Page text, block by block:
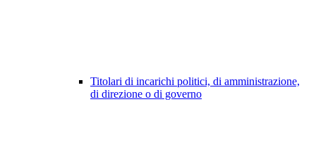
Titolari di incarichi politici, di amministrazione,
di direzione o di governo